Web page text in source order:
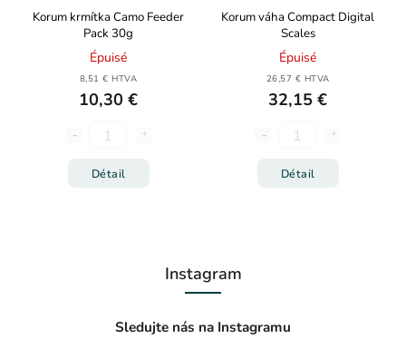
Korum krmítka Camo Feeder
Pack 30g
Épuisé
8,51 € HTVA
10,30 €
Détail
Korum váha Compact Digital
Scales
Épuisé
26,57 € HTVA
32,15 €
Détail
Instagram
Sledujte nás na Instagramu